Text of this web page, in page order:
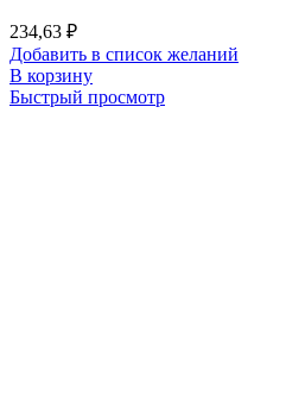
234,63 ₽
Добавить в список желаний
В корзину
Быстрый просмотр